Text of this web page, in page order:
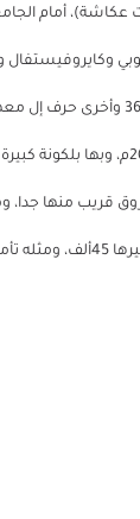
أمام
وكايروفيستفال
الجنينة، وبها غاز ومطبخ كبير